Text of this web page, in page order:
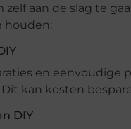
zelf aan de slag te
houden:
en
Dit kan kosten
DIY